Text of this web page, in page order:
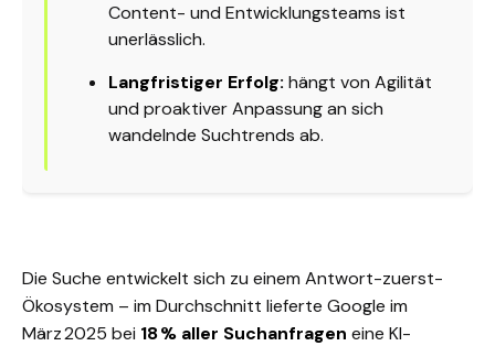
Content- und Entwicklungsteams ist
unerlässlich.
Langfristiger Erfolg: hängt von Agilität
und proaktiver Anpassung an sich
wandelnde Suchtrends ab.
Die Suche entwickelt sich zu einem Antwort-zuerst-
Ökosystem – im Durchschnitt lieferte Google im
März 2025 bei 18 % aller Suchanfragen eine KI-